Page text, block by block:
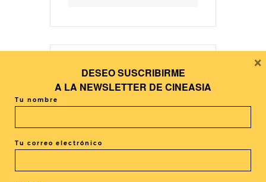
+ Añadir Google Calendar
DESEO SUSCRIBIRME
A LA NEWSLETTER DE CINEASIA
Tu nombre
Tu correo electrónico
×